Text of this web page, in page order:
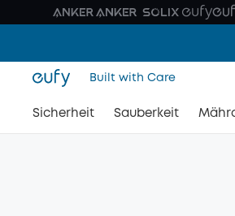
Built with Care
Sicherheit Sauberkeit